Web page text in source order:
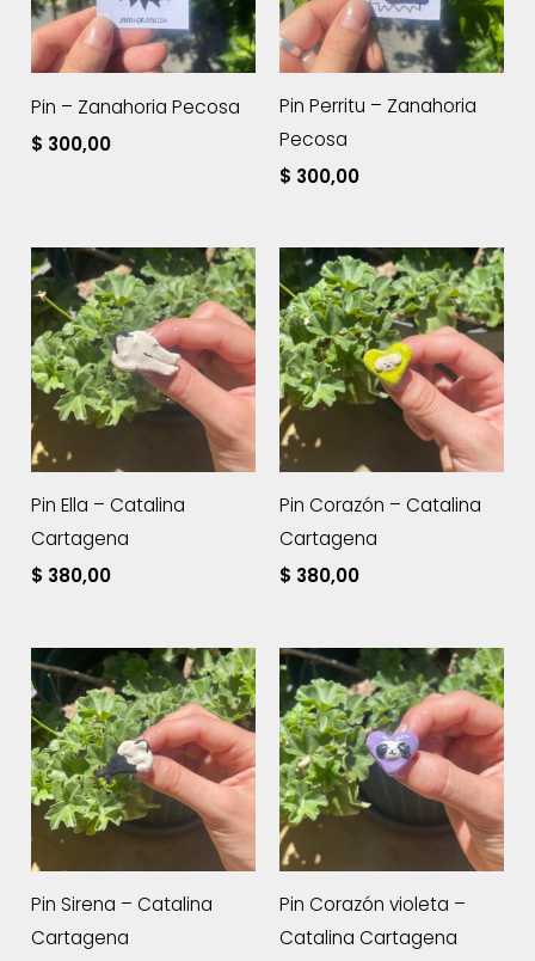
Pin – Zanahoria Pecosa
$ 300,00
Pin Perritu – Zanahoria
Pecosa
$ 300,00
Pin Ella – Catalina
Cartagena
$ 380,00
Pin Corazón – Catalina
Cartagena
$ 380,00
Pin Sirena – Catalina
Cartagena
Pin Corazón violeta –
Catalina Cartagena